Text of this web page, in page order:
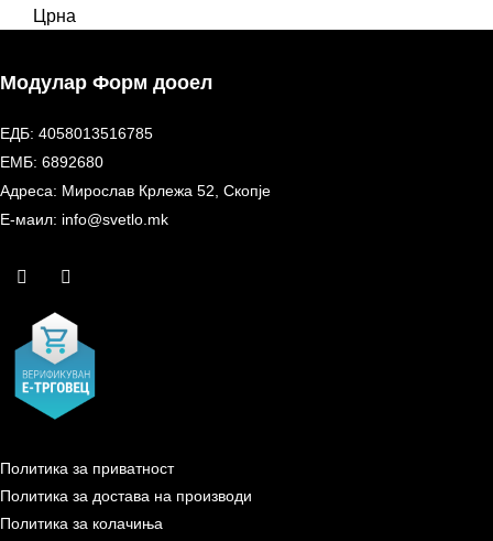
Црна
Модулар Форм дооел
ЕДБ: 4058013516785
ЕМБ: 6892680
Адреса: Мирослав Крлежа 52, Скопје
Е-маил: info@svetlo.mk
Политика за приватност
Политика за достава на производи
Политика за колачиња